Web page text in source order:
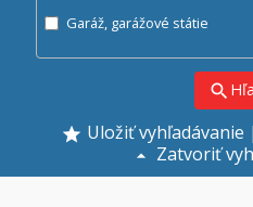
Garáž, garážové státie
search
Uložiť vyhľadávanie |
Zatvoriť